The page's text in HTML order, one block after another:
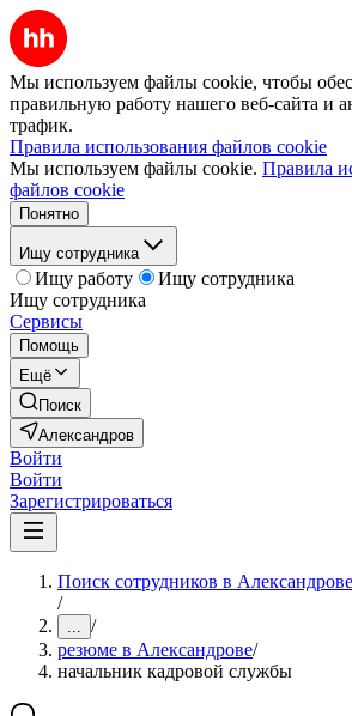
Мы используем файлы cookie, чтобы
правильную работу нашего веб-сайта и
трафик.
Правила использования файлов cookie
Мы используем файлы cookie. Правила
файлов cookie
Понятно
Ищу сотрудника
Ищу работу
Ищу сотрудника
Ищу сотрудника
Сервисы
Помощь
Ещё
Поиск
Александров
Войти
Войти
Зарегистрироваться
Поиск сотрудников в Александрове
/
... /
резюме в Александрове/
начальник кадровой службы